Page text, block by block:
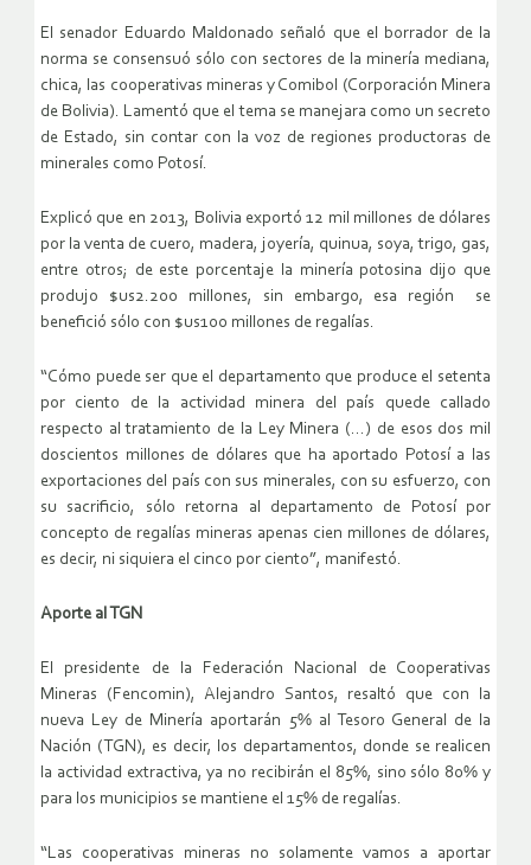
El senador Eduardo Maldonado señaló que el borrador de la
norma se consensuó sólo con sectores de la minería mediana,
chica, las cooperativas mineras y Comibol (Corporación Minera
de Bolivia). Lamentó que el tema se manejara como un secreto
de Estado, sin contar con la voz de regiones productoras de
minerales como Potosí.
Explicó que en 2013, Bolivia exportó 12 mil millones de dólares
por la venta de cuero, madera, joyería, quinua, soya, trigo, gas,
entre otros; de este porcentaje la minería potosina dijo que
produjo $us2.200 millones, sin embargo, esa región se
benefició sólo con $us100 millones de regalías.
“Cómo puede ser que el departamento que produce el setenta
por ciento de la actividad minera del país quede callado
respecto al tratamiento de la Ley Minera (…) de esos dos mil
doscientos millones de dólares que ha aportado Potosí a las
exportaciones del país con sus minerales, con su esfuerzo, con
su sacrificio, sólo retorna al departamento de Potosí por
concepto de regalías mineras apenas cien millones de dólares,
es decir, ni siquiera el cinco por ciento”, manifestó.
Aporte al TGN
El presidente de la Federación Nacional de Cooperativas
Mineras (Fencomin), Alejandro Santos, resaltó que con la
nueva Ley de Minería aportarán 5% al Tesoro General de la
Nación (TGN), es decir, los departamentos, donde se realicen
la actividad extractiva, ya no recibirán el 85%, sino sólo 80% y
para los municipios se mantiene el 15% de regalías.
“Las cooperativas mineras no solamente vamos a aportar